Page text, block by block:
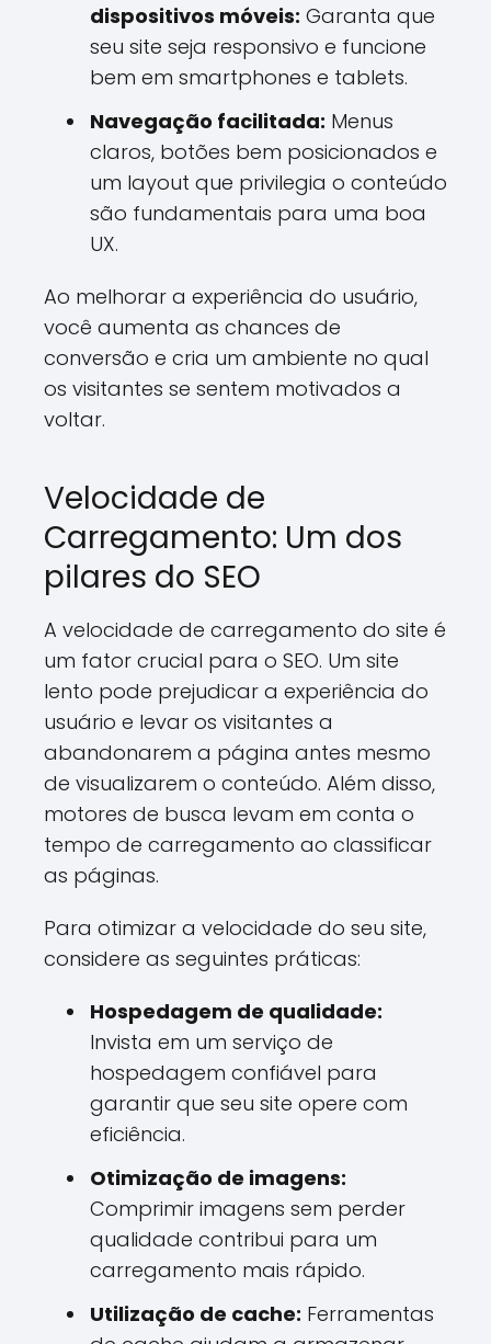
dispositivos móveis: Garanta que
seu site seja responsivo e funcione
bem em smartphones e tablets.
Navegação facilitada: Menus
claros, botões bem posicionados e
um layout que privilegia o conteúdo
são fundamentais para uma boa
UX.
Ao melhorar a experiência do usuário,
você aumenta as chances de
conversão e cria um ambiente no qual
os visitantes se sentem motivados a
voltar.
Velocidade de
Carregamento: Um dos
pilares do SEO
A velocidade de carregamento do site é
um fator crucial para o SEO. Um site
lento pode prejudicar a experiência do
usuário e levar os visitantes a
abandonarem a página antes mesmo
de visualizarem o conteúdo. Além disso,
motores de busca levam em conta o
tempo de carregamento ao classificar
as páginas.
Para otimizar a velocidade do seu site,
considere as seguintes práticas:
Hospedagem de qualidade:
Invista em um serviço de
hospedagem confiável para
garantir que seu site opere com
eficiência.
Otimização de imagens:
Comprimir imagens sem perder
qualidade contribui para um
carregamento mais rápido.
Utilização de cache: Ferramentas